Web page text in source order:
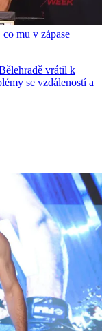
mu v zápase
vrátil k
se vzdáleností a